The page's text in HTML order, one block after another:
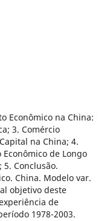
Econômico na China:
3. Comércio
na China; 4.
de Longo
5. Conclusão.
China. Modelo var.
objetivo deste
de
1978-2003.